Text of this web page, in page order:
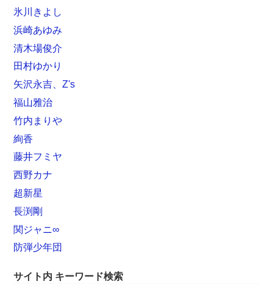
氷川きよし
浜崎あゆみ
清木場俊介
田村ゆかり
矢沢永吉、Z's
福山雅治
竹内まりや
絢香
藤井フミヤ
西野カナ
超新星
長渕剛
関ジャニ∞
防弾少年団
サイト内 キーワード検索